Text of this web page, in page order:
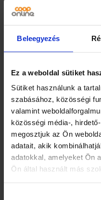
Beleegyezés
Ez a weboldal sütiket
Sütiket használunk a
szabásához, közösségi
valamint
közösségi média-,
megosztjuk az Ön
adatait, akik
adatokkal, amelyeket Ön
Ön által használt más
Jellemzők
Színek, ízek,
Több
50%
Természetes
tartalmaz
Kiszerelés
1
Egység (szabadon)